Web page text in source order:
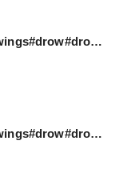
#illustration#illust#design#drowings#drow#drowingart#artwork#artist#designer#nature#instaart#doodle_art#daily#일러스트#아티스트#드로잉#디자이너#소통#tree#그림스타그램#꽃#일러스트레이션#絵を描くこと#ドローイング
#illustration#illust#design#drowings#drow#drowingart#artwork#artist#designer#nature#instaart#doodle_art#daily#일러스트#아티스트#드로잉#디자이너#소통#tree#그림스타그램#꽃#일러스트레이션#絵を描くこと#ドローイング